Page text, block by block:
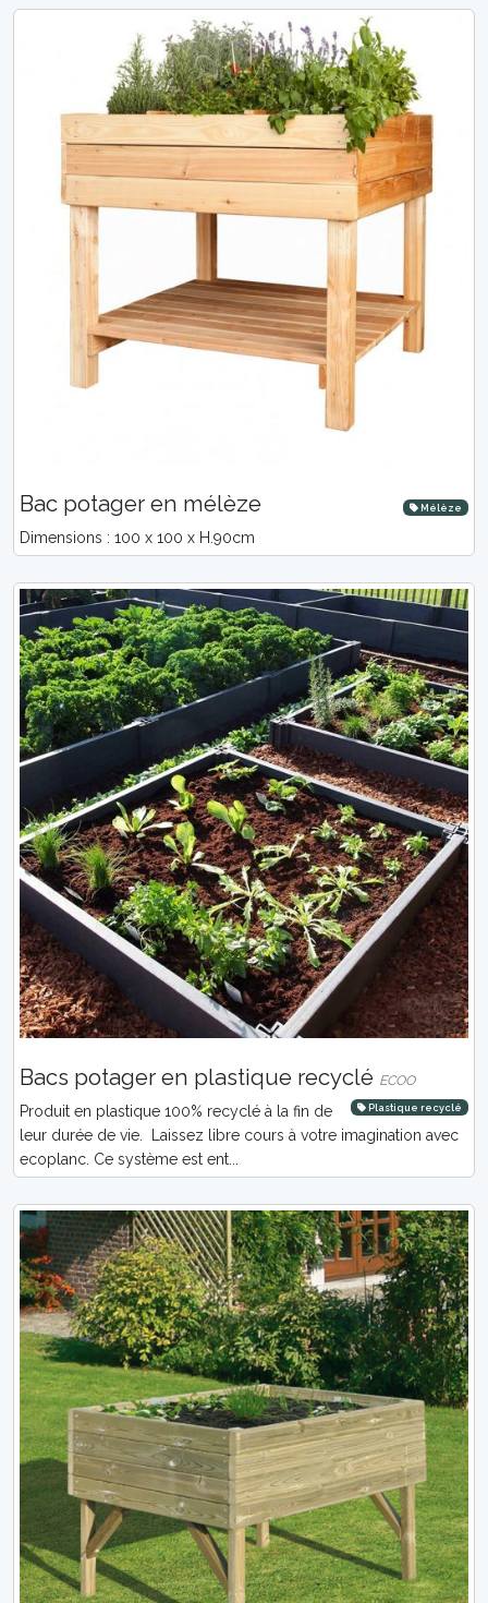
Bac potager en mélèze Mélèze
Dimensions : 100 x 100 x H.90cm
Bacs potager en plastique recyclé ECOO
Plastique recyclé
Produit en plastique 100% recyclé à la fin de
leur durée de vie. Laissez libre cours à votre imagination avec
ecoplanc. Ce système est ent...